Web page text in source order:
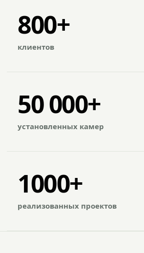
800+
клиентов
50 000+
установленных камер
1000+
реализованных проектов